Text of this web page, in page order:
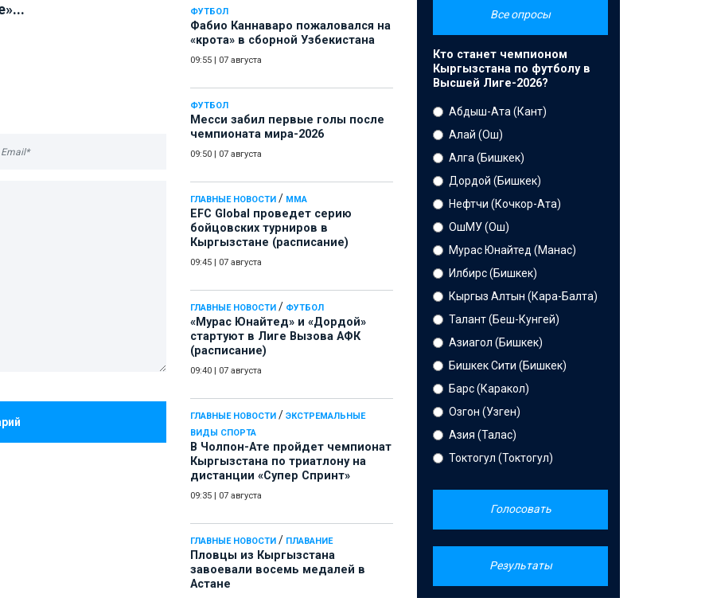
ФУТБОЛ
Фабио Каннаваро пожаловался на
«крота» в сборной Узбекистана
09:55 07 августа
ФУТБОЛ
Месси забил первые голы после
чемпионата мира-2026
09:50 07 августа
ГЛАВНЫЕ НОВОСТИ / ММА
EFC Global проведет серию
бойцовских турниров в
Кыргызстане (расписание)
09:45 07 августа
ГЛАВНЫЕ НОВОСТИ / ФУТБОЛ
«Мурас Юнайтед» и «Дордой»
стартуют в Лиге Вызова АФК
(расписание)
09:40 07 августа
ГЛАВНЫЕ НОВОСТИ / ЭКСТРЕМАЛЬНЫЕ
ВИДЫ СПОРТА
В Чолпон-Ате пройдет чемпионат
Кыргызстана по триатлону на
дистанции «Супер Спринт»
09:35 07 августа
ГЛАВНЫЕ НОВОСТИ / ПЛАВАНИЕ
Пловцы из Кыргызстана
завоевали восемь медалей в
Астане
Все опросы
Кто станет чемпионом
Кыргызстана по футболу в
Высшей Лиге-2026?
Абдыш-Ата (Кант)
Алай (Ош)
Алга (Бишкек)
Дордой (Бишкек)
Нефтчи (Кочкор-Ата)
ОшМУ (Ош)
Мурас Юнайтед (Манас)
Илбирс (Бишкек)
Кыргыз Алтын (Кара-Балта)
Талант (Беш-Кунгей)
Азиагол (Бишкек)
Бишкек Сити (Бишкек)
Барс (Каракол)
Озгон (Узген)
Азия (Талас)
Токтогул (Токтогул)
Голосовать
Результаты